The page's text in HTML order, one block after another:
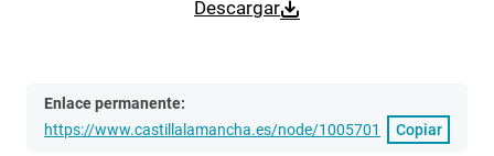
Descargar
Enlace permanente:
https://www.castillalamancha.es/node/1005701
Copiar